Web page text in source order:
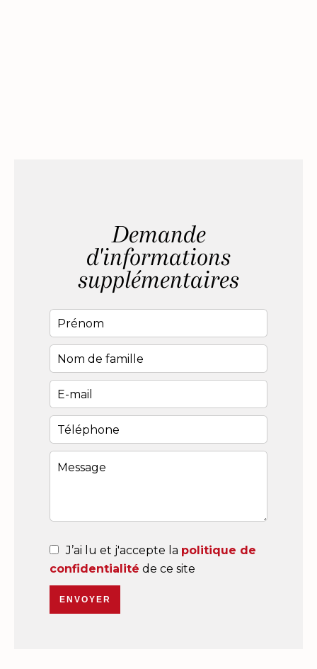
Demande
d'informations
supplémentaires
J’ai lu et j'accepte la politique de
confidentialité de ce site
ENVOYER